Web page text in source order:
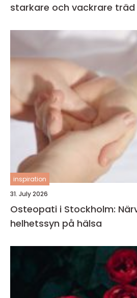
starkare och vackrare träd
inspiration
31. July 2026
Osteopati i Stockholm:
helhetssyn på hälsa